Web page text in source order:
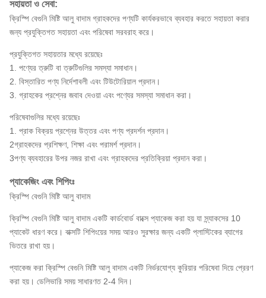
সহায়তা ও সেবা:
ক্রিস্পি বেগুনি মিষ্টি আলু বাদাম গ্রাহকদের পণ্যটি কার্যকরভাবে ব্যবহার করতে সহায়তা করার
জন্য প্রযুক্তিগত সহায়তা এবং পরিষেবা সরবরাহ করে।
প্রযুক্তিগত সহায়তার মধ্যে রয়েছেঃ
1. পণ্যের ত্রুটি বা ত্রুটিগুলির সমস্যা সমাধান।
2. বিস্তারিত পণ্য নির্দেশাবলী এবং টিউটোরিয়াল প্রদান।
3. গ্রাহকের প্রশ্নের জবাব দেওয়া এবং পণ্যের সমস্যা সমাধান করা।
পরিষেবাগুলির মধ্যে রয়েছেঃ
1. প্রাক বিক্রয় প্রশ্নের উত্তর এবং পণ্য প্রদর্শন প্রদান।
2গ্রাহকদের প্রশিক্ষণ, শিক্ষা এবং পরামর্শ প্রদান।
3পণ্য ব্যবহারের উপর নজর রাখা এবং গ্রাহকদের প্রতিক্রিয়া প্রদান করা।
প্যাকেজিং এবং শিপিংঃ
ক্রিস্পি বেগুনি মিষ্টি আলু বাদাম
ক্রিস্পি বেগুনি মিষ্টি আলু বাদাম একটি কার্ডবোর্ড বাক্সে প্যাকেজ করা হয় যা স্ন্যাকসের 10
প্যাকেট ধারণ করে। বাক্সটি শিপিংয়ের সময় আরও সুরক্ষার জন্য একটি প্লাস্টিকের ব্যাগের
ভিতরে রাখা হয়।
প্যাকেজ করা ক্রিস্পি বেগুনি মিষ্টি আলু বাদাম একটি নির্ভরযোগ্য কুরিয়ার পরিষেবা দিয়ে প্রেরণ
করা হয়। ডেলিভারি সময় সাধারণত 2-4 দিন।